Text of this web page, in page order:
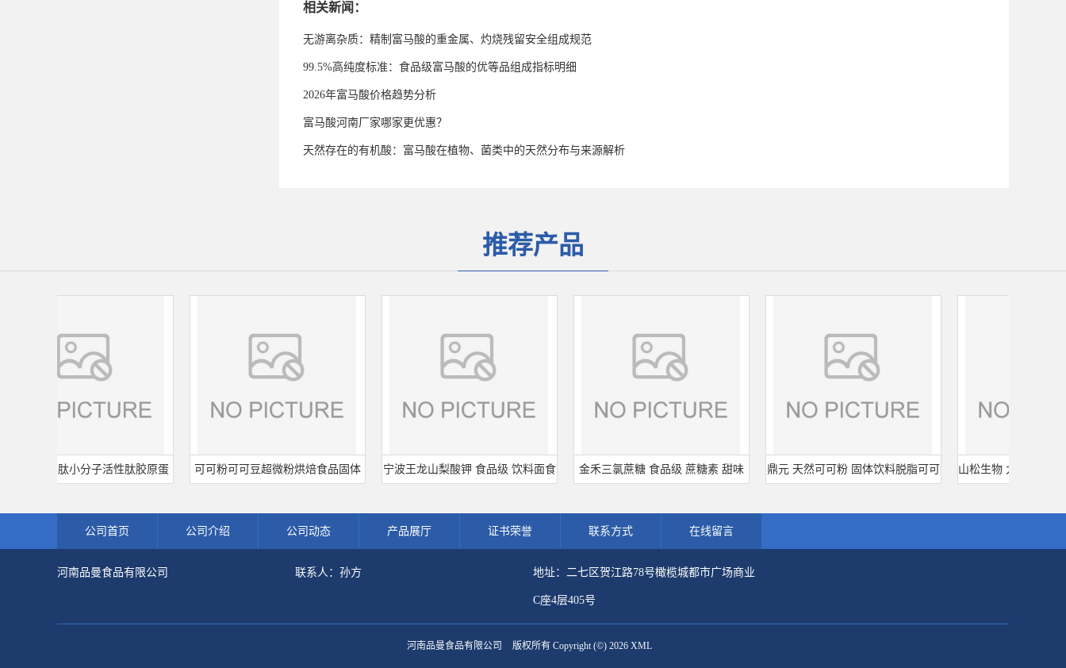
相关新闻：
无游离杂质：精制富马酸的重金属、灼烧残留安全组成规范
99.5%高纯度标准：食品级富马酸的优等品组成指标明细
2026年富马酸价格趋势分析
富马酸河南厂家哪家更优惠？
天然存在的有机酸：富马酸在植物、菌类中的天然分布与来源解析
推荐产品
原蛋白肽小分子活性肽胶原蛋 可可粉可可豆超微粉烘焙食品固体 宁波王龙山梨酸钾 食品级 饮料面食 金禾三氯蔗糖 食品级 蔗糖素 甜味 鼎元 天然可可粉 固体饮料脱脂可可 山松生物 大豆分离蛋白
公司首页 公司介绍 公司动态 产品展厅 证书荣誉 联系方式 在线留言
河南品曼食品有限公司 联系人：孙方 地址：二七区贺江路78号橄榄城都市广场商业
C座4层405号
河南品曼食品有限公司 版权所有 Copyright (©) 2026 XML